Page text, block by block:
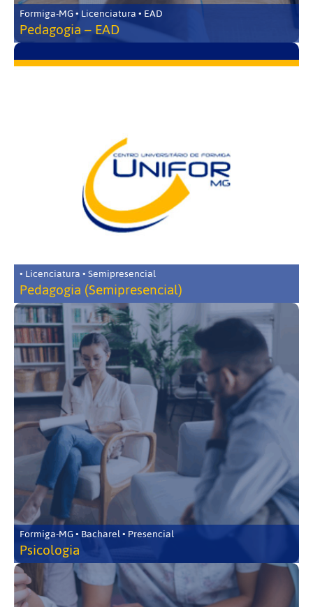
Formiga-MG • Licenciatura • EAD
Pedagogia – EAD
• Licenciatura • Semipresencial
Pedagogia (Semipresencial)
Formiga-MG • Bacharel • Presencial
Psicologia